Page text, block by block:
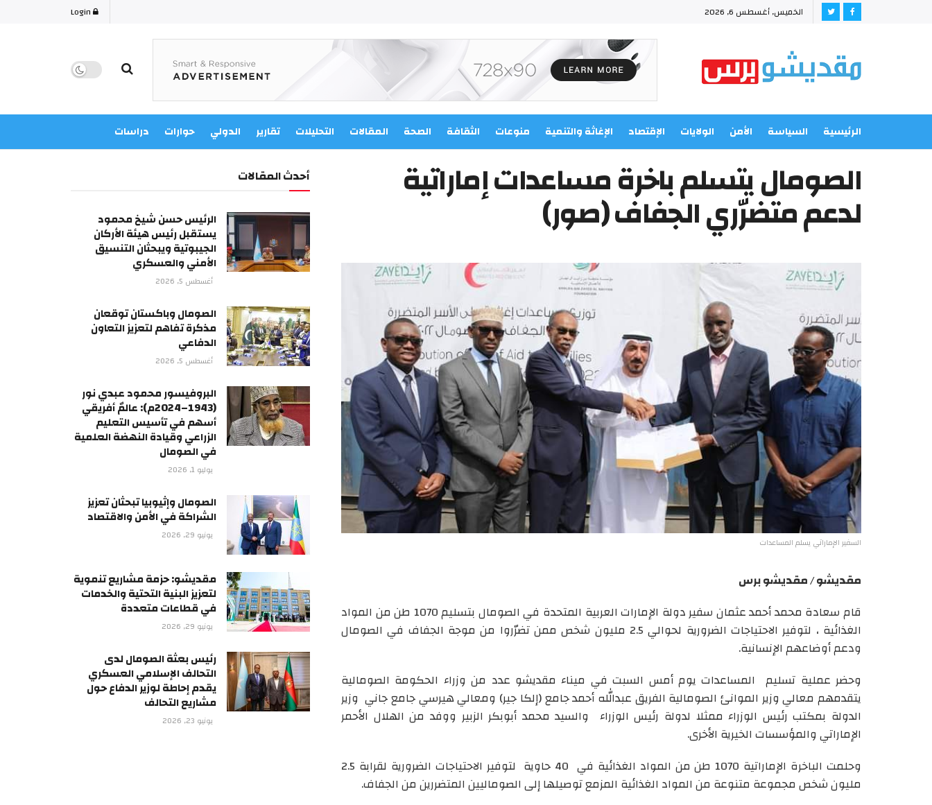
الخميس, أغسطس 6, 2026
الرئيسية السياسة الأمن الولايات الإقتصاد الإغاثة والتنمية منوعات الثقافة الصحة المقالات التحليلات تقارير الدولي حوارات دراسات
الصومال يتسلم باخرة مساعدات إماراتية
لدعم متضرّري الجفاف (صور)
السفير الإماراتي يسلم المساعدات
مقديشو / مقديشو برس
قام سعادة محمد أحمد عثمان سفير دولة الإمارات العربية المتحدة في الصومال بتسليم 1070 طن من المواد
الغذائية ، لتوفير الاحتياجات الضرورية لحوالي 2.5 مليون شخص ممن تضرّروا من موجة الجفاف في الصومال
ودعم أوضاعهم الإنسانية.
وحضر عملية تسليم المساعدات يوم أمس السبت في ميناء مقديشو عدد من وزراء الحكومة الصومالية
يتقدمهم معالي وزير الموانئ الصومالية الفريق عبدالله أحمد جامع (إلكا جير) ومعالي هيرسي جامع جاني وزير
الدولة بمكتب رئيس الوزراء ممثلا لدولة رئيس الوزراء والسيد محمد أبوبكر الزبير ووفد من الهلال الأحمر
الإماراتي والمؤسسات الخيرية الأخرى.
وحلمت الباخرة الإماراتية 1070 طن من المواد الغذائية في 40 حاوية لتوفير الاحتياجات الضرورية لقرابة 2.5
مليون شخص مجموعة متنوعة من المواد الغذائية المزمع توصيلها إلى الصوماليين المتضررين من الجفاف.
أحدث المقالات
الرئيس حسن شيخ محمود
يستقبل رئيس هيئة الأركان
الجيبوتية ويبحثان التنسيق
الأمني والعسكري
أغسطس 5, 2026
الصومال وباكستان توقعان
مذكرة تفاهم لتعزيز التعاون
الدفاعي
أغسطس 5, 2026
البروفيسور محمود عبدي نور
(1943–2024م): عالمٌ أفريقي
أسهم في تأسيس التعليم
الزراعي وقيادة النهضة العلمية
في الصومال
يوليو 1, 2026
الصومال وإثيوبيا تبحثان تعزيز
الشراكة في الأمن والاقتصاد
يونيو 29, 2026
مقديشو: حزمة مشاريع تنموية
لتعزيز البنية التحتية والخدمات
في قطاعات متعددة
يونيو 29, 2026
رئيس بعثة الصومال لدى
التحالف الإسلامي العسكري
يقدم إحاطة لوزير الدفاع حول
مشاريع التحالف
يونيو 23, 2026